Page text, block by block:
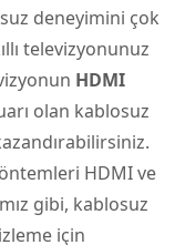
deneyimini çok
televizyonunuz
HDMI
olan kablosuz
HDMI ve
gibi, kablosuz
için